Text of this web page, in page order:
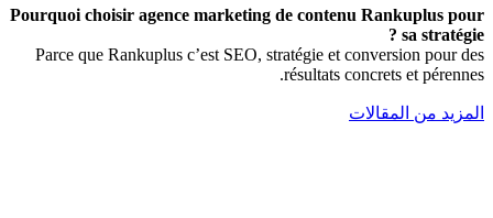
Pourquoi choisir agence marketing de contenu Rankuplus pour
sa stratégie ?
Parce que Rankuplus c’est SEO, stratégie et conversion pour des
résultats concrets et pérennes.
المزيد من المقالات